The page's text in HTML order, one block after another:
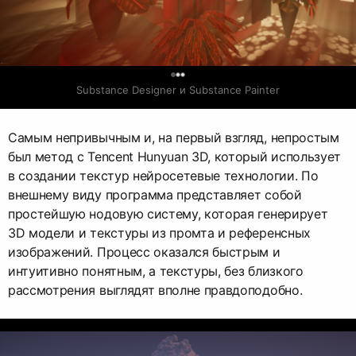
Substance Designer и Substance Painter
Самым непривычным и, на первый взгляд, непростым
был метод с Tencent Hunyuan 3D, который использует
в создании текстур нейросетевые технологии. По
внешнему виду программа представляет собой
простейшую нодовую систему, которая генерирует
3D модели и текстуры из промта и референсных
изображений. Процесс оказался быстрым и
интуитивно понятным, а текстуры, без близкого
рассмотрения выглядят вполне правдоподобно.